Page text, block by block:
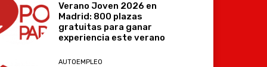
Verano Joven 2026 en
Madrid: 800 plazas
gratuitas para ganar
experiencia este verano
AUTOEMPLEO